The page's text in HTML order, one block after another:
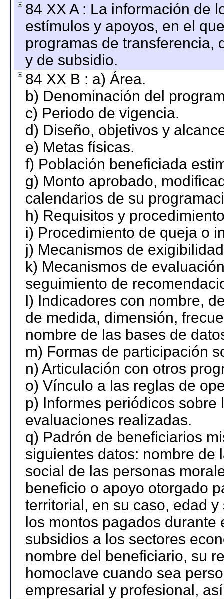
84 XX A : La información de
estímulos y apoyos, en el
programas de transferencia,
y de subsidio.
84 XX B : a) Área.
b) Denominación del
c) Periodo de vigencia.
d) Diseño, objetivos y
e) Metas físicas.
f) Población beneficiada
g) Monto aprobado,
calendarios de su
h) Requisitos y
i) Procedimiento de queja o
j) Mecanismos de
k) Mecanismos de
seguimiento de
l) Indicadores con nombre,
de medida, dimensión,
nombre de las bases de
m) Formas de participación
n) Articulación con otros
o) Vínculo a las reglas de
p) Informes periódicos
evaluaciones realizadas.
q) Padrón de beneficiarios
siguientes datos: nombre de
social de las personas
beneficio o apoyo otorgado
territorial, en su caso, edad
los montos pagados
subsidios a los sectores
nombre del beneficiario, su
homoclave cuando sea
empresarial y profesional,